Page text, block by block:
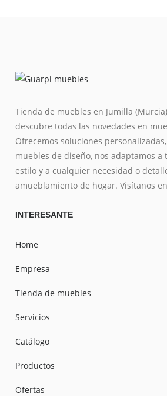
Tienda de muebles en Jumilla
descubre todas las novedades en
Ofrecemos soluciones
muebles de diseño, nos adaptamos a
estilo y a cualquier necesidad o
amueblamiento de hogar. Visítanos
INTERESANTE
Home
Empresa
Tienda de muebles
Servicios
Catálogo
Productos
Ofertas